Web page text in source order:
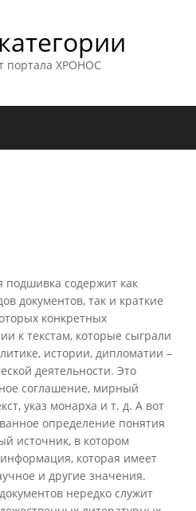
портала ХРОНОС
содержит как
документов, так и краткие
конкретных
к текстам, которые сыграли
истории, дипломатии –
деятельности. Это
соглашение, мирный
указ монарха и т. д. А вот
определение понятия
источник, в котором
которая имеет
и другие значения.
нередко служит